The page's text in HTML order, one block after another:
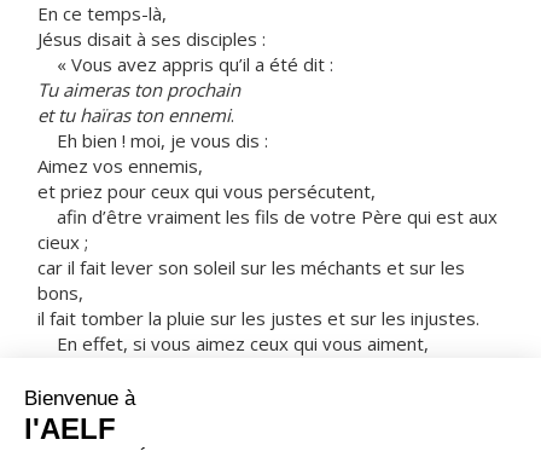
En ce temps-là,
Jésus disait à ses disciples :
« Vous avez appris qu’il a été dit :
Tu aimeras ton prochain
et tu haïras ton ennemi.
Eh bien ! moi, je vous dis :
Aimez vos ennemis,
et priez pour ceux qui vous persécutent,
afin d’être vraiment les fils de votre Père qui est aux
cieux ;
car il fait lever son soleil sur les méchants et sur les
bons,
il fait tomber la pluie sur les justes et sur les injustes.
En effet, si vous aimez ceux qui vous aiment,
Les publicains eux-mêmes n’en font-ils pas autant ?
Et si vous ne saluez que vos frères,
que faites-vous d’extraordinaire ?